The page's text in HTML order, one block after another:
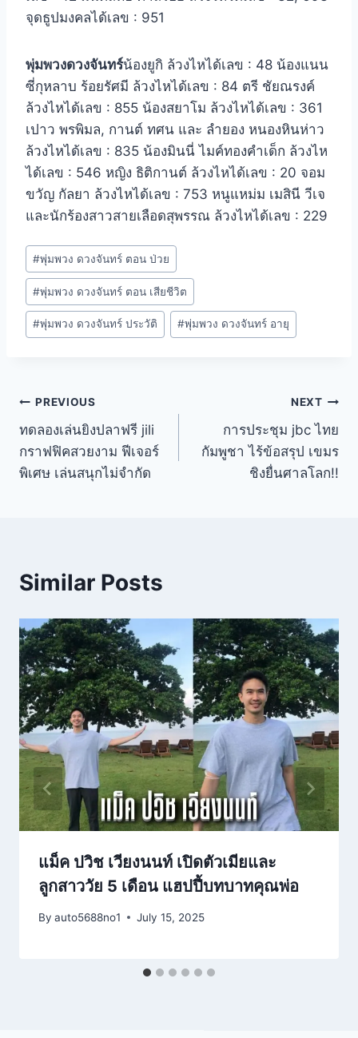
จุดธูปมงคลได้เลข : 951
พุ่มพวงดวงจันทร์น้องยูกิ ล้วงไหได้เลข : 48 น้องแนน
ซี่กุหลาบ ร้อยรัศมี ล้วงไหได้เลข : 84 ตรี ชัยณรงค์
ล้วงไหได้เลข : 855 น้องสยาโม ล้วงไหได้เลข : 361
เปาว พรพิมล, กานต์ ทศน และ ลำยอง หนองหินห่าว
ล้วงไหได้เลข : 835 น้องมินนี่ ไมค์ทองคำเด็ก ล้วงไห
ได้เลข : 546 หญิง ธิติกานต์ ล้วงไหได้เลข : 20 จอม
ขวัญ กัลยา ล้วงไหได้เลข : 753 หนูแหม่ม เมสินี วีเจ
และนักร้องสาวสายเลือดสุพรรณ ล้วงไหได้เลข : 229
#พุ่มพวง ดวงจันทร์ ตอน ป่วย
#พุ่มพวง ดวงจันทร์ ตอน เสียชีวิต
#พุ่มพวง ดวงจันทร์ ประวัติ #พุ่มพวง ดวงจันทร์ อายุ
PREVIOUS
ทดลองเล่นยิงปลาฟรี jili
กราฟฟิคสวยงาม ฟีเจอร์
พิเศษ เล่นสนุกไม่จำกัด
NEXT
การประชุม jbc ไทย
กัมพูชา ไร้ข้อสรุป เขมร
ชิงยื่นศาลโลก!!
Similar Posts
แม็ค ปวิช เวียงนนท์ เปิดตัวเมียและ
ลูกสาววัย 5 เดือน แฮปปี้บทบาทคุณพ่อ
By auto5688no1 July 15, 2025